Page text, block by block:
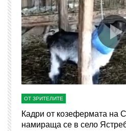
Watch Later
ОТ ЗРИТЕЛИТЕ
Кадри от козефермата на
намираща се в село